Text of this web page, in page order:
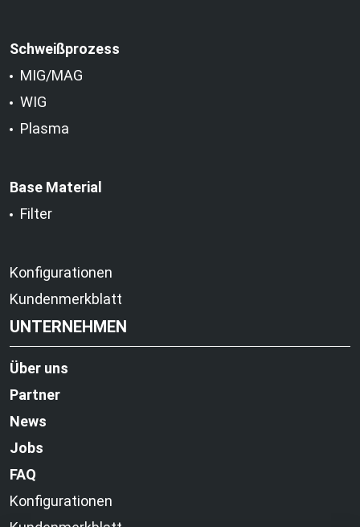
Schweißprozess
MIG/MAG
WIG
Plasma
Base Material
Filter
Konfigurationen
Kundenmerkblatt
UNTERNEHMEN
Über uns
Partner
News
Jobs
FAQ
Konfigurationen